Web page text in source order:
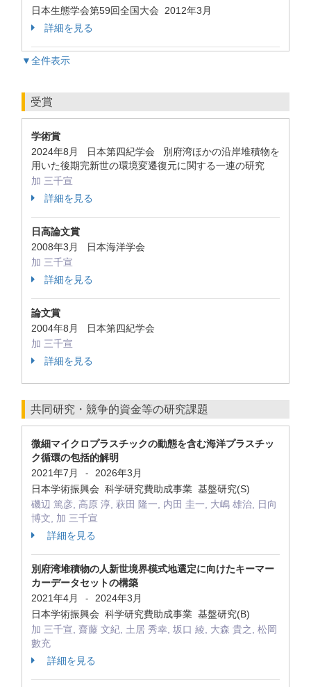
日本生態学会第59回全国大会 2012年3月
詳細を見る
▼全件表示
受賞
学術賞
2024年8月 日本第四紀学会 別府湾ほかの沿岸堆積物を
用いた後期完新世の環境変遷復元に関する一連の研究
加 三千宣
詳細を見る
日高論文賞
2008年3月 日本海洋学会
加 三千宣
詳細を見る
論文賞
2004年8月 日本第四紀学会
加 三千宣
詳細を見る
共同研究・競争的資金等の研究課題
微細マイクロプラスチックの動態を含む海洋プラスチッ
ク循環の包括的解明
2021年7月
-
2026年3月
日本学術振興会 科学研究費助成事業 基盤研究(S)
磯辺 篤彦, 高原 淳, 萩田 隆一, 内田 圭一, 大嶋 雄治, 日向
博文, 加 三千宣
詳細を見る
別府湾堆積物の人新世境界模式地選定に向けたキーマー
カーデータセットの構築
2021年4月
-
2024年3月
日本学術振興会 科学研究費助成事業 基盤研究(B)
加 三千宣, 齋藤 文紀, 土居 秀幸, 坂口 綾, 大森 貴之, 松岡
數充
詳細を見る